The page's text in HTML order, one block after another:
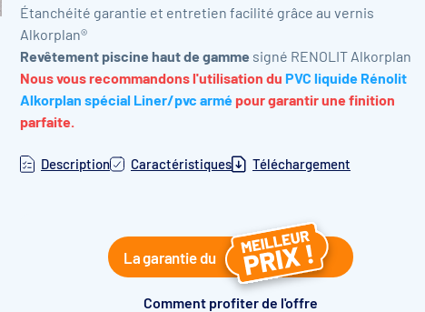
Étanchéité garantie et entretien facilité grâce au vernis
Alkorplan®
Revêtement piscine haut de gamme signé RENOLIT Alkorplan
Nous vous recommandons l'utilisation du PVC liquide Rénolit
Alkorplan spécial Liner/pvc armé pour garantir une finition
parfaite.
Description Caractéristiques Téléchargement
La garantie du
Comment profiter de l'offre